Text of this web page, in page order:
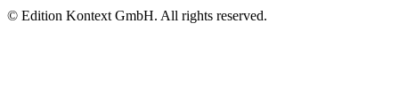
© Edition Kontext GmbH. All rights reserved.